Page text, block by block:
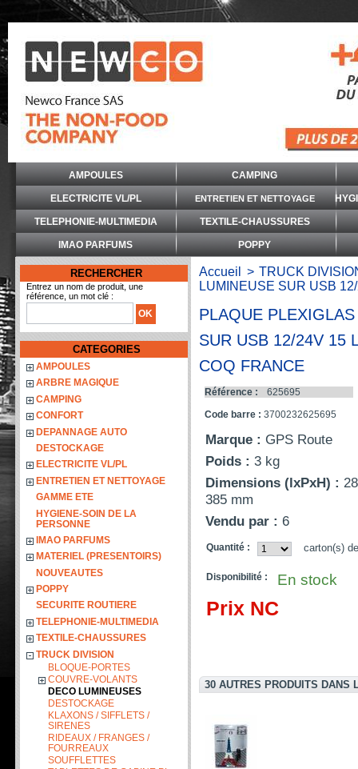
AMPOULES CAMPING
ELECTRICITE VL/PL ENTRETIEN ET NETTOYAGE
TELEPHONIE-MULTIMEDIA TEXTILE-CHAUSSURES
IMAO PARFUMS POPPY
RECHERCHER
Entrez un nom de produit, une
référence, un mot clé :
CATEGORIES
AMPOULES
ARBRE MAGIQUE
CAMPING
CONFORT
DEPANNAGE AUTO
DESTOCKAGE
ELECTRICITE VL/PL
ENTRETIEN ET NETTOYAGE
GAMME ETE
HYGIENE-SOIN DE LA
PERSONNE
IMAO PARFUMS
MATERIEL (PRESENTOIRS)
NOUVEAUTES
POPPY
SECURITE ROUTIERE
TELEPHONIE-MULTIMEDIA
TEXTILE-CHAUSSURES
TRUCK DIVISION
BLOQUE-PORTES
COUVRE-VOLANTS
DECO LUMINEUSES
DESTOCKAGE
KLAXONS / SIFFLETS /
SIRENES
RIDEAUX / FRANGES /
FOURREAUX
SOUFFLETTES
Accueil > TRUCK
LUMINEUSE SUR USB
PLAQUE
SUR USB 12/24V 15
COQ FRANCE
Référence :
625695
Code barre : 3700232625695
Marque : GPS Route
Poids :3 kg
Dimensions (lxPxH) :
385 mm
Vendu par :6
Quantité : carton(s)
Disponibilité : En stock
Prix NC
30 AUTRES PRODUITS DANS